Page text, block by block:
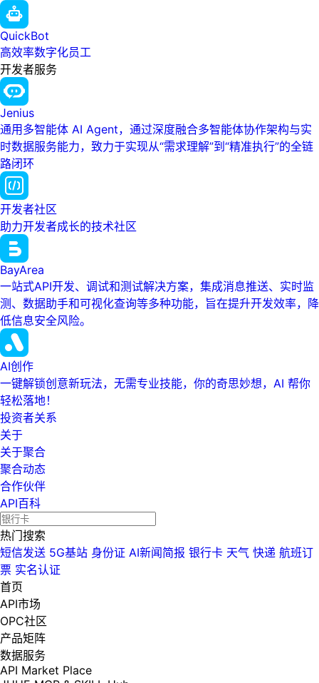
QuickBot
高效率数字化员工
开发者服务
Jenius
通用多智能体 AI Agent，通过深度融合多智能体协作架构与实
时数据服务能力，致力于实现从“需求理解”到“精准执行”的全链
路闭环
开发者社区
助力开发者成长的技术社区
BayArea
一站式API开发、调试和测试解决方案，集成消息推送、实时监
测、数据助手和可视化查询等多种功能，旨在提升开发效率，降
低信息安全风险。
AI创作
一键解锁创意新玩法，无需专业技能，你的奇思妙想，AI 帮你
轻松落地！
投资者关系
关于
关于聚合
聚合动态
合作伙伴
API百科
热门搜索
短信发送 5G基站 身份证 AI新闻简报 银行卡 天气 快递 航班订
票 实名认证
首页
API市场
OPC社区
产品矩阵
数据服务
API Market Place